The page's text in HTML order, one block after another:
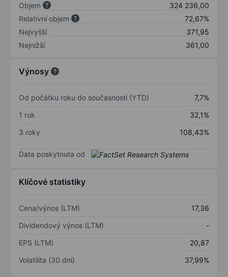
Objem
324 236,00
Relativní objem
72,67%
Nejvyšší
371,95
Nejnižší
361,00
Výnosy
Od počátku roku do současnosti (YTD)
7,7%
1 rok
32,1%
3 roky
108,43%
Data poskytnuta od
Klíčové statistiky
Cena/výnos (LTM)
17,36
Dividendový výnos (LTM)
-
EPS (LTM)
20,87
Volatilita (30 dní)
37,99%